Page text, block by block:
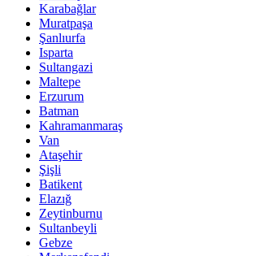
Karabağlar
Muratpaşa
Şanlıurfa
Isparta
Sultangazi
Maltepe
Erzurum
Batman
Kahramanmaraş
Van
Ataşehir
Şişli
Batikent
Elazığ
Zeytinburnu
Sultanbeyli
Gebze